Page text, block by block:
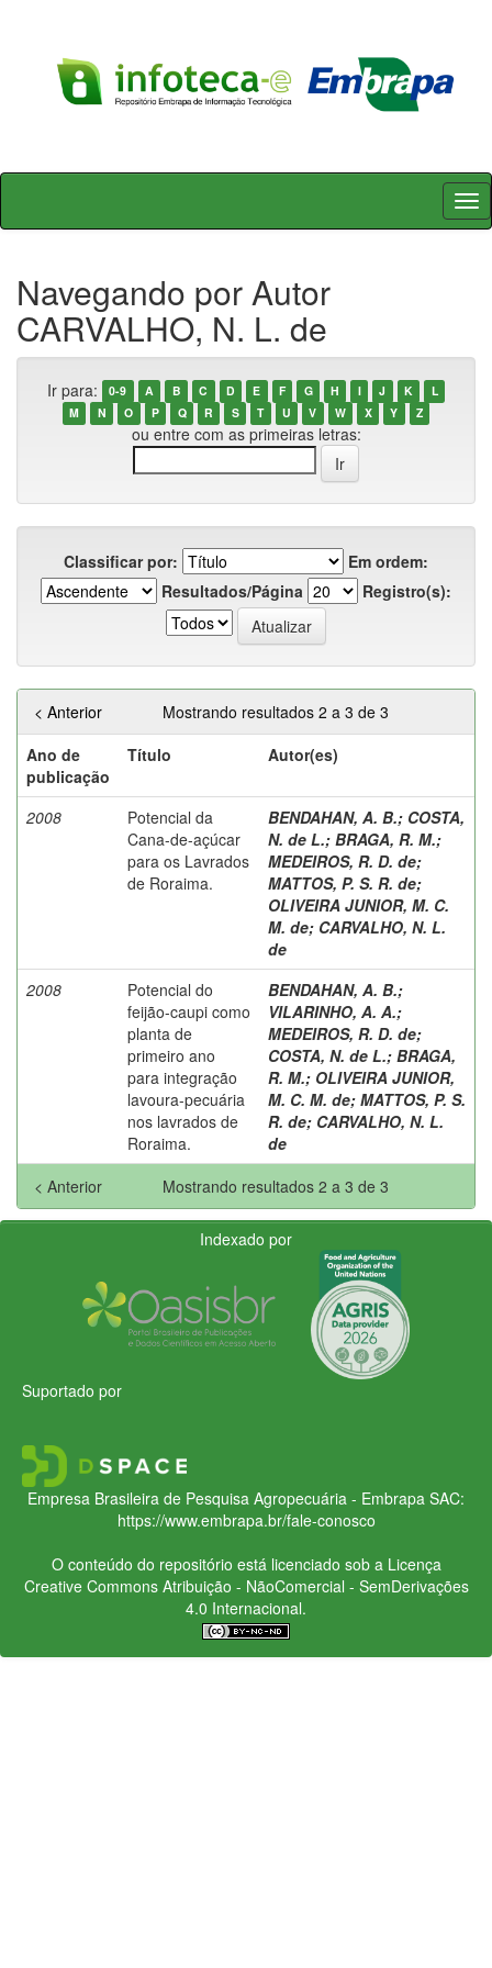
Skip
Navegando por Autor
CARVALHO, N. L. de
Ir para: 0-9 A B C D E F G H I J K
L
M
N O P Q R S T U V W X Y Z
ou entre com as primeiras letras:
Classificar por:
Em ordem:
Resultados/Página
Registro(s):
Mostrando resultados 2 a 3 de 3
< Anterior
Ano de
publicação
Título Autor(es)
2008
Potencial da
Cana-de-açúcar
para os Lavrados
de Roraima.
BENDAHAN, A. B.; COSTA,
N. de L.; BRAGA, R. M.;
MEDEIROS, R. D. de;
MATTOS, P. S. R. de;
OLIVEIRA JUNIOR, M. C.
M. de; CARVALHO, N. L.
de
2008
Potencial do
feijão-caupi como
planta de
primeiro ano
para integração
lavoura-pecuária
nos lavrados de
Roraima.
BENDAHAN, A. B.;
VILARINHO, A. A.;
MEDEIROS, R. D. de;
COSTA, N. de L.; BRAGA,
R. M.; OLIVEIRA JUNIOR,
M. C. M. de; MATTOS, P. S.
R. de; CARVALHO, N. L.
de
Mostrando resultados 2 a 3 de 3
< Anterior
Indexado por
Suportado por
Empresa Brasileira de Pesquisa Agropecuária - Embrapa SAC:
https://www.embrapa.br/fale-conosco
O conteúdo do repositório está licenciado sob a Licença
Creative CommonsAtribuição - NãoComercial - SemDerivações
4.0 Internacional.